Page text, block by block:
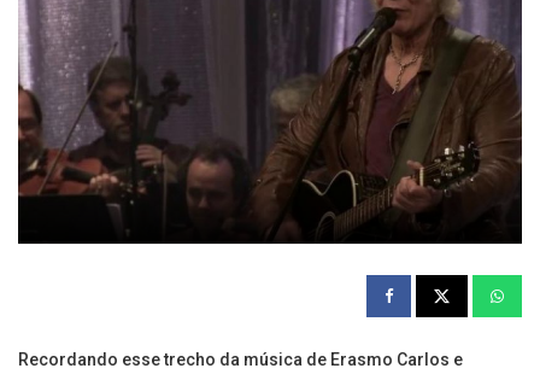
Recordando esse trecho da música de Erasmo Carlos e